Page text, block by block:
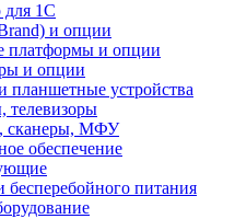
для 1С
и опции
платформы и опции
и опции
планшетные устройства
сканеры, МФУ
обеспечение
бесперебойного питания